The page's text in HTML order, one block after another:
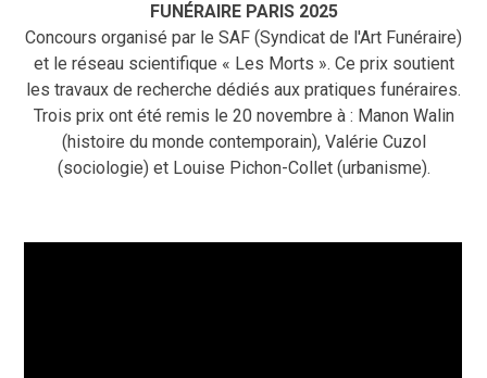
FUNÉRAIRE PARIS 2025
Concours organisé par le SAF (Syndicat de l'Art Funéraire)
et le réseau scientifique « Les Morts ». Ce prix soutient
les travaux de recherche dédiés aux pratiques funéraires.
Trois prix ont été remis le 20 novembre à : Manon Walin
(histoire du monde contemporain), Valérie Cuzol
(sociologie) et Louise Pichon-Collet (urbanisme).